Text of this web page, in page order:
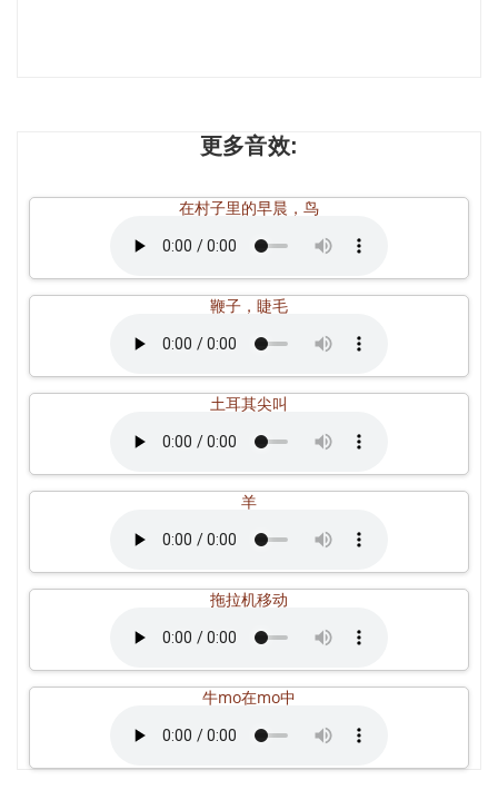
更多音效:
在村子里的早晨，鸟
鞭子，睫毛
土耳其尖叫
羊
拖拉机移动
牛mo在mo中